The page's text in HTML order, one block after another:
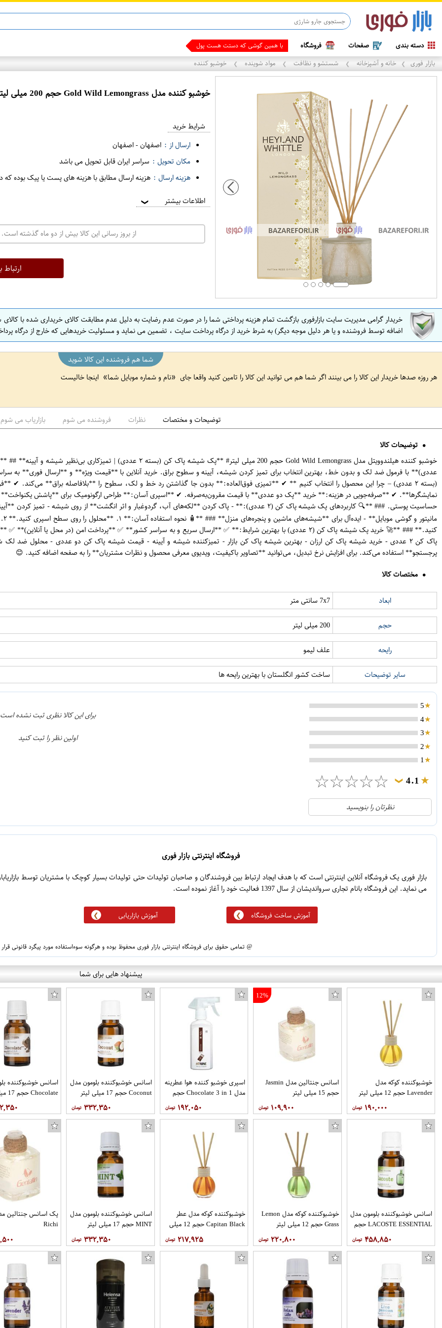
دسته بندی صفحات فروشگاه با همین گوشی که دستت هست پول دربیار
بازار فوری ❯ خانه و آشپزخانه ❯ شستشو و نظافت ❯ مواد شوینده ❯ خوشبو کننده
خوشبو کننده مدل Gold Wild Lemongrass حجم 200 میلی لیتر هیلندوویتل
شرایط خرید
ارسال از : اصفهان-اصفهان
مکان تحویل : سراسر ایران قابل تحویل می باشد
هزینه ارسال : هزینه ارسال مطابق با هزینه های پست یا پیک بوده
اطلاعات بیشتر ❯
از بروز رسانی این کالا بیش از دو ماه گذشته
ارتباط
خریدار گرامی مدیریت سایت بازارفوری بازگشت تمام هزینه پرداختی شما را در صورت عدم رضایت به دلیل عدم مطابقت کالای خریداری شده با
اضافه توسط فروشنده و یا هر دلیل موجه دیگر) به شرط خرید از درگاه پرداخت سایت ، تضمین می نماید و مسئولیت خریدهایی که خارج از درگاه
شما هم فروشنده این کالا شوید
هر روزه صدها خریدار این کالا را می بینند اگر شما هم می توانید این کالا را تامین کنید واقعا جای
نام و شماره موبایل شما اینجا خالیست
توضیحات و مختصات نظرات فروشنده می شوم بازاریاب می شوم
توضیحات کالا
عددی)** با فرمول ضد لک و بدون خط، بهترین انتخاب برای تمیز کردن شیشه، آیینه و سطوح براق. خرید آنلاین با **قیمت ویژه** و **ارسال فوری**
(بسته ۲ عددی) – چرا این محصول را انتخاب کنیم ** ✔ **تمیزی فوق‌العاده:** بدون جا گذاشتن رد خط و لک، سطوح را **بلافاصله براق** می‌کند. ✔
نمایشگرها**. ✔ **صرفه‌جویی در هزینه:** خرید **پک دو عددی** با قیمت مقرون‌به‌صرفه. ✔ **اسپری آسان:** طراحی ارگونومیک برای **پاشش
حساسیت پوستی. ### **🔍 کاربردهای پک شیشه پاک کن (۲ عددی):** - پاک کردن **لکه‌های آب، گردوغبار و اثر انگشت** از
کنید.** ### **🚀 خرید پک شیشه پاک کن (۲ عددی) با بهترین شرایط:** ✅ **ارسال سریع و به سراسر کشور** ✅ **پرداخت امن
پاک کن ۲ عددی - خرید شیشه پاک کن ارزان - بهترین شیشه پاک کن بازار - تمیزکننده شیشه و آیینه - قیمت شیشه پاک کن دو عددی - محلول ضد
پرجستجو** استفاده می‌کند. برای افزایش نرخ تبدیل، می‌توانید **تصاویر باکیفیت، ویدیوی معرفی محصول و نظرات مشتریان** را به صفحه اضافه کنید. 😊
مختصات کالا
ابعاد 7x7 سانتی متر
حجم 200 میلی لیتر
رایحه علف لیمو
سایر توضیحات ساخت کشور انگلستان با بهترین رایحه ها
5
4
3
2
1
4.1
❯
☆
☆
☆
☆
☆
21
3
1
1
5
نظرتان را بنویسید
برای این کالا نظری ثبت نشده است
اولین نظر را ثبت کنید
فروشگاه اینترنتی بازار فوری
بازار فوری یک فروشگاه آنلاین اینترنتی است که با هدف ایجاد ارتباط بین فروشندگان و صاحبان تولیدات حتی تولیدات بسیار کوچک با مشتریان توسط
می نماید. این فروشگاه بانام تجاری سرواندیشان از سال 1397 فعالیت خود را آغاز نموده است.
آموزش ساخت فروشگاه آموزش بازاریابی
@ تمامی حقوق برای فروشگاه اینترنتی بازار فوری محفوظ بوده و هرگونه سوءاستفاده مورد پیگرد قانونی
پیشنهاد هایی برای شما
خوشبوکننده کوکه مدل
Lavender حجم 12 میلی لیتر
۱۹۰,۰۰۰
12%
اسانس جنتالین مدل Jasmin
حجم 15 میلی لیتر
۱۰۹,۹۰۰
اسپری خوشبو کننده هوا عطرینه
مدل Chocolate 3 in 1 حجم
۱۹۲,۰۵۰
اسانس خوشبوکننده بلومون مدل
Coconut حجم 17 میلی لیتر
۳۳۲,۳۵۰
اسانس خوشبوکننده
Chocolate حجم 17 میلی لیتر
اسانس خوشبوکننده بلومون مدل
LACOSTE ESSENTIAL حجم
۴۵۸,۸۵۰
خوشبوکننده کوکه مدل Lemon
Grass حجم 12 میلی لیتر
۲۲۰,۸۰۰
خوشبوکننده کوکه مدل عطر
Capitan Black حجم 12 میلی
۲۱۷,۹۲۵
اسانس خوشبوکننده بلومون مدل
MINT حجم 17 میلی لیتر
۳۳۲,۳۵۰
Richi